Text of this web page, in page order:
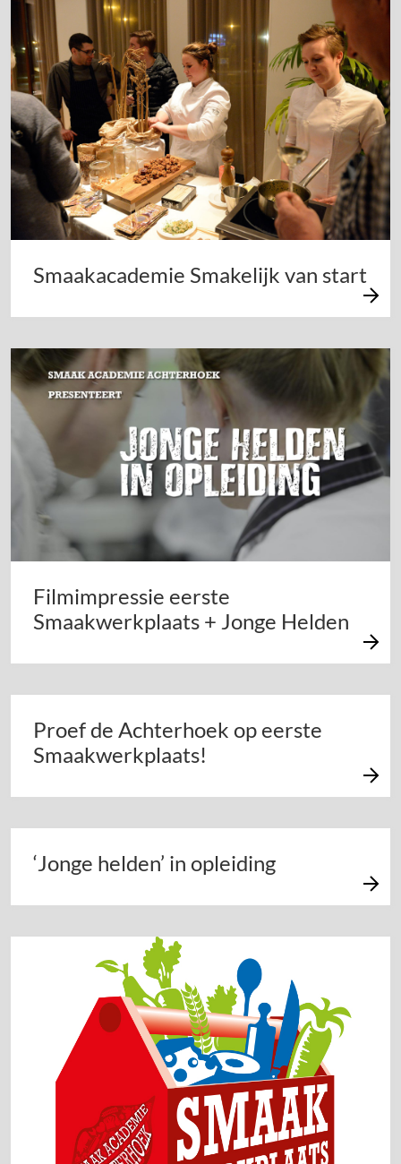
Smaakacademie Smakelijk van start
Filmimpressie eerste
Smaakwerkplaats + Jonge Helden
Proef de Achterhoek op eerste
Smaakwerkplaats!
‘Jonge helden’ in opleiding